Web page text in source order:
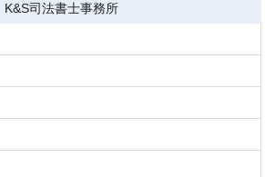
K&S司法書士事務所